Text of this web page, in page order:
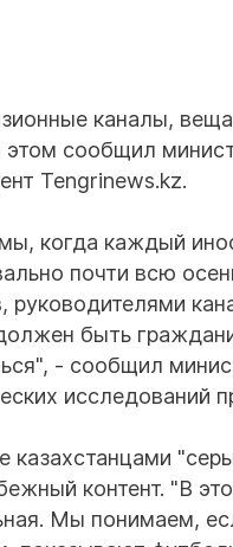
каналы,
этом сообщил
Tengrinews.kz.
когда каждый
почти всю
руководителями
быть
- сообщил
исследований
казахстанцами
контент. "В
Мы понимаем,